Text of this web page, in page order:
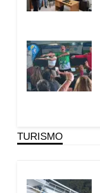
TURISMO